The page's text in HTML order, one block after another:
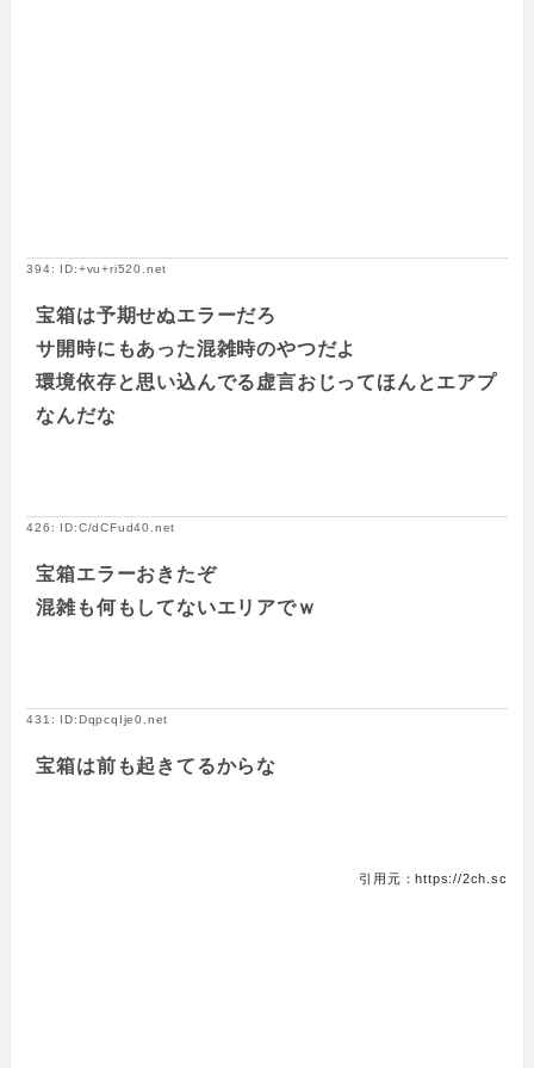
394: ID:+vu+ri520.net
宝箱は予期せぬエラーだろ
サ開時にもあった混雑時のやつだよ
環境依存と思い込んでる虚言おじってほんとエアプ
なんだな
426: ID:C/dCFud40.net
宝箱エラーおきたぞ
混雑も何もしてないエリアでｗ
431: ID:DqpcqIje0.net
宝箱は前も起きてるからな
引用元：https://2ch.sc